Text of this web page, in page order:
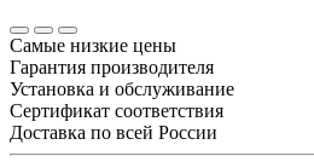
Самые низкие цены
Гарантия производителя
Установка и обслуживание
Сертификат соответствия
Доставка по всей России